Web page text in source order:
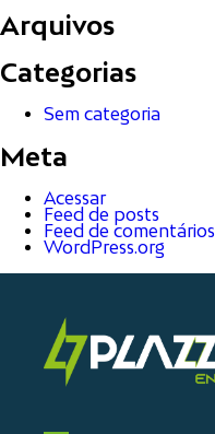
Arquivos
Categorias
Sem categoria
Meta
Acessar
Feed de posts
Feed de comentários
WordPress.org